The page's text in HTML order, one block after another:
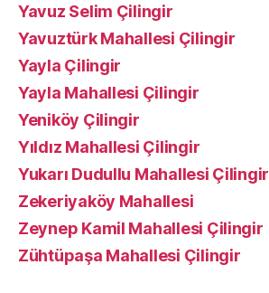
Yavuz Selim Çilingir
Yavuztürk Mahallesi Çilingir
Yayla Çilingir
Yayla Mahallesi Çilingir
Yeniköy Çilingir
Yıldız Mahallesi Çilingir
Yukarı Dudullu Mahallesi Çilingir
Zekeriyaköy Mahallesi
Zeynep Kamil Mahallesi Çilingir
Zühtüpaşa Mahallesi Çilingir